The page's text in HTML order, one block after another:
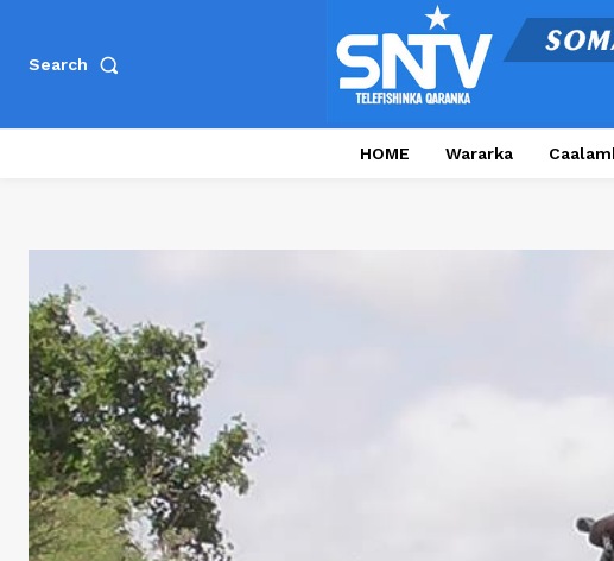
Search
HOME Wararka